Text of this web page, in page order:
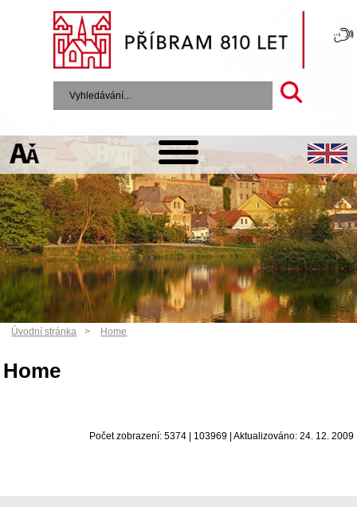
Úvodní stránka Home
Home
Počet zobrazení: 5374 | 103969 | Aktualizováno: 24. 12. 2009